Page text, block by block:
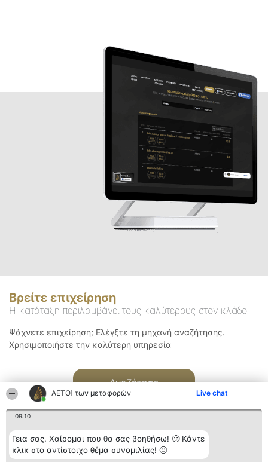
ΑΕΤΟΊ των μεταφορών Live chat
09:10
Γεια σας. Χαίρομαι που θα σας βοηθήσω! 🙂 Κάντε
κλικ στο αντίστοιχο θέμα συνομιλίας! 🙂
Βρείτε επιχείρηση
Η κατάταξη περιλαμβάνει τους καλύτερους στον κλάδο
Ψάχνετε επιχείρηση; Ελέγξτε τη μηχανή αναζήτησης.
Χρησιμοποιήστε την καλύτερη υπηρεσία
Αναζήτηση